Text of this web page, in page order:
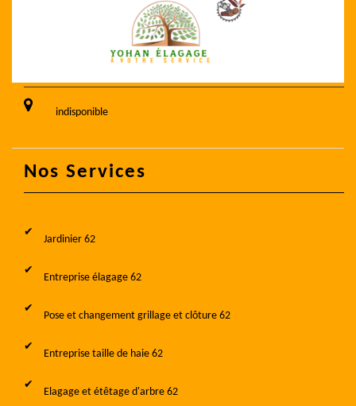
indisponible
Nos Services
Jardinier 62
Entreprise élagage 62
Pose et changement grillage et clôture 62
Entreprise taille de haie 62
Elagage et étêtage d'arbre 62